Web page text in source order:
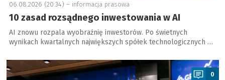
06.08.2026 (20:34) – informacja prasowa
10 zasad rozsądnego inwestowania w AI
AI znowu rozpala wyobraźnię inwestorów. Po świetnych
wynikach kwartalnych największych spółek technologicznych …
a
0